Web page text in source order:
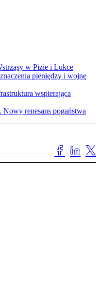
w Pizie i Lukce
pieniędzy i wojnę
wspierająca
renesans pogaństwa